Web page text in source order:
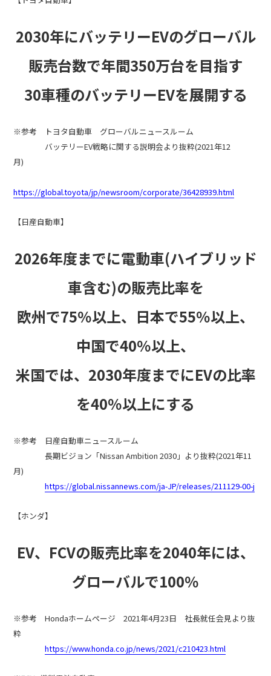
2030年にバッテリーEVのグローバル
販売台数で年間350万台を目指す
30車種のバッテリーEVを展開する
※参考 トヨタ自動車 グローバルニュースルーム
バッテリーEV戦略に関する説明会より抜粋(2021年12
月)
https://global.toyota/jp/newsroom/corporate/36428939.html
【日産自動車】
2026年度までに電動車(ハイブリッド
車含む)の販売比率を
欧州で75％以上、日本で55％以上、
中国で40％以上、
米国では、2030年度までにEVの比率
を40％以上にする
※参考 日産自動車ニュースルーム
長期ビジョン「Nissan Ambition 2030」より抜粋(2021年11
月)
https://global.nissannews.com/ja-JP/releases/211129-00-j
【ホンダ】
EV、FCVの販売比率を2040年には、
グローバルで100％
※参考 Hondaホームページ 2021年4月23日 社長就任会見より抜
粋
https://www.honda.co.jp/news/2021/c210423.html